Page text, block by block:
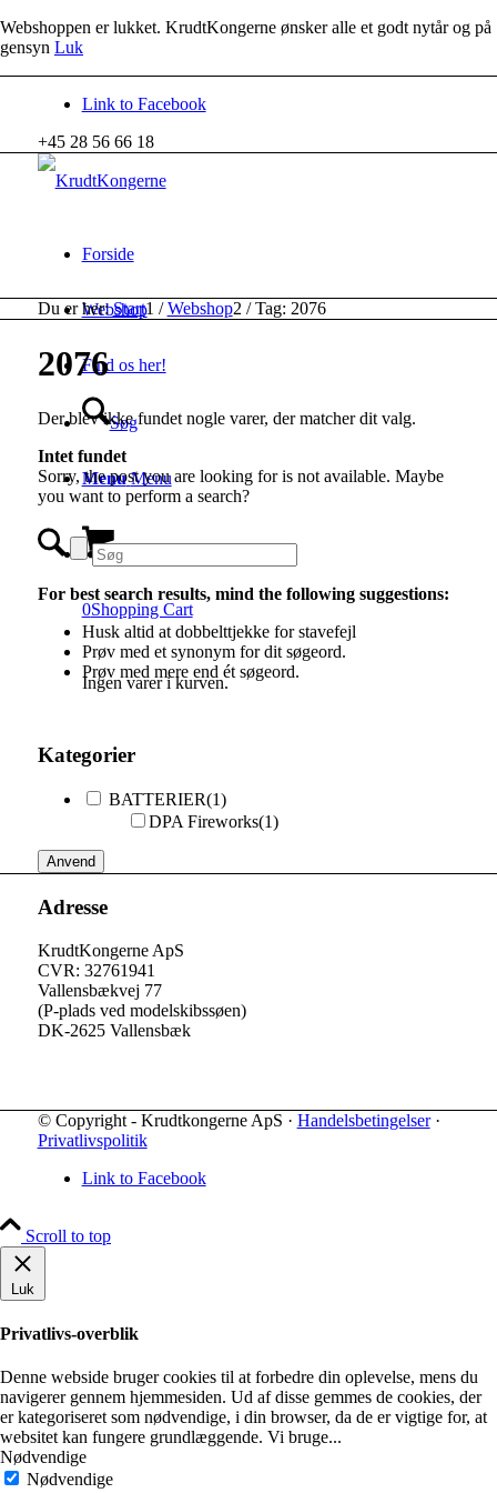
Webshoppen er lukket. KrudtKongerne ønsker alle et godt nytår og på
gensyn Luk
Link to Facebook
+45 28 56 66 18
Forside
Webshop
Find os her!
Søg
Menu Menu
0Shopping Cart
Ingen varer i kurven.
Du er her: Start1 / Webshop2 / Tag: 2076
2076
Der blev ikke fundet nogle varer, der matcher dit valg.
Intet fundet
Sorry, the post you are looking for is not available. Maybe
you want to perform a search?
For best search results, mind the following suggestions:
Husk altid at dobbelttjekke for stavefejl
Prøv med et synonym for dit søgeord.
Prøv med mere end ét søgeord.
Kategorier
BATTERIER(1)
DPA Fireworks(1)
Anvend
Adresse
KrudtKongerne ApS
CVR: 32761941
Vallensbækvej 77
(P-plads ved modelskibssøen)
DK-2625 Vallensbæk
© Copyright - Krudtkongerne ApS · Handelsbetingelser·
Privatlivspolitik
Link to Facebook
Scroll to top
Luk
Privatlivs-overblik
Denne webside bruger cookies til at forbedre din oplevelse, mens du
navigerer gennem hjemmesiden. Ud af disse gemmes de cookies, der
er kategoriseret som nødvendige, i din browser, da de er vigtige for, at
websitet kan fungere grundlæggende. Vi bruge...
Nødvendige
Nødvendige